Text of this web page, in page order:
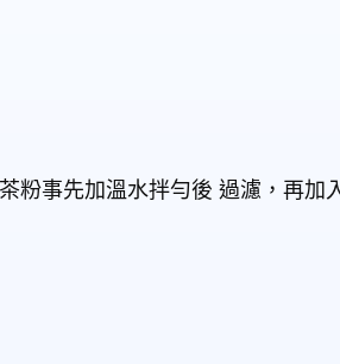
粉事先加溫水拌勻後 過濾，再加